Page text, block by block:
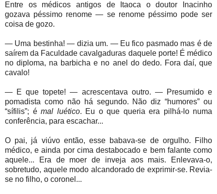
Entre os médicos antigos de Itaoca o doutor Inacinho
gozava péssimo renome — se renome péssimo pode ser
coisa de gozo.
— Uma bestinha! — dizia um. — Eu fico pasmado mas é de
saírem da Faculdade cavalgaduras daquele porte! É médico
no diploma, na barbicha e no anel do dedo. Fora daí, que
cavalo!
— E que topete! — acrescentava outro. — Presumido e
pomadista como não há segundo. Não diz “humores” ou
“sífilis”; é mal luético. Eu o que queria era pilhá-lo numa
conferência, para escachar...
O pai, já viúvo então, esse babava-se de orgulho. Filho
médico, e ainda por cima destabocado e bem falante como
aquele... Era de moer de inveja aos mais. Enlevava-o,
sobretudo, aquele modo alcandorado de exprimir-se. Revia-
se no filho, o coronel...